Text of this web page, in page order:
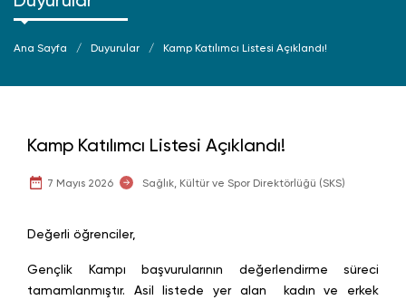
Ana Sayfa Duyurular Kamp Katılımcı Listesi Açıklandı!
Kamp Katılımcı Listesi Açıklandı!
7 Mayıs 2026 Sağlık, Kültür ve Spor Direktörlüğü (SKS)
Değerli öğrenciler,
Gençlik Kampı başvurularının değerlendirme süreci
tamamlanmıştır. Asil listede yer alan kadın ve erkek